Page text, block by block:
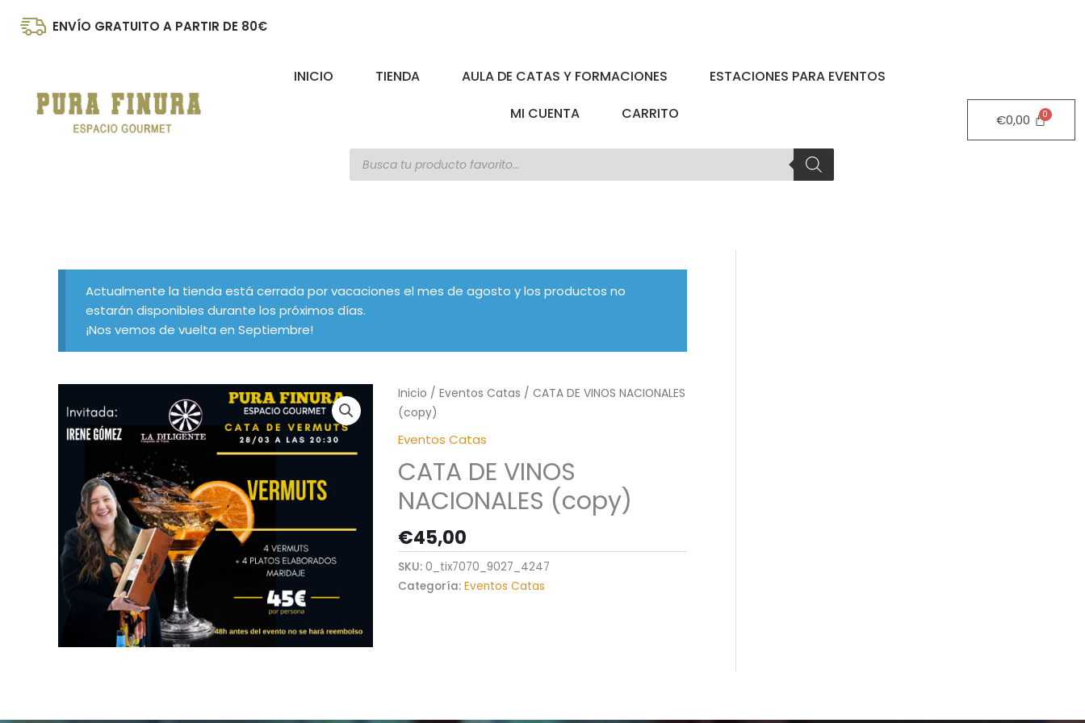
ENVÍO GRATUITO A PARTIR DE 80€
INICIO TIENDA AULA DE CATAS Y FORMACIONES
ESTACIONES PARA EVENTOS
MI CUENTA
CARRITO
Búsqueda
de
productos
€0,00
Actualmente la tienda está cerrada por vacaciones el mes de agosto y los productos no
estarán disponibles durante los próximos días.
¡Nos vemos de vuelta en Septiembre!
Inicio / Eventos Catas / CATA DE VINOS NACIONALES
(copy)
Eventos Catas
CATA DE VINOS
NACIONALES (copy)
€45,00
SKU: 0_tix7070_9027_4247
Categoría: Eventos Catas